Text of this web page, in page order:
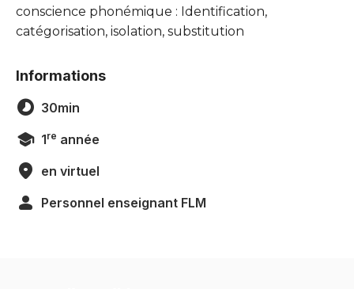
conscience phonémique : Identification,
catégorisation, isolation, substitution
Informations
30min
1re année
en virtuel
Personnel enseignant FLM